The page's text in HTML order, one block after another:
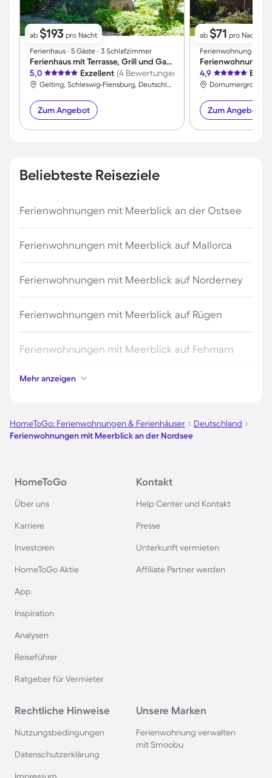
ab $193 pro Nacht
Ferienhaus ∙ 5 Gäste ∙ 3 Schlafzimmer
Ferienhaus mit Terrasse, Grill und Garten
5,0
Exzellent (4 Bewertungen)
Gelting, Schleswig-Flensburg, Deutschland
Zum Angebot
ab $71 pro Nacht
Ferienwohnung ∙ 2
Ferienwohnung
4,9
Dornumergrode,
Zum Angebot
Beliebteste Reiseziele
Ferienwohnungen mit Meerblick an der Ostsee
Ferienwohnungen mit Meerblick auf Mallorca
Ferienwohnungen mit Meerblick auf Norderney
Ferienwohnungen mit Meerblick auf Rügen
Ferienwohnungen mit Meerblick auf Fehmarn
Ferienwohnungen mit Meerblick in Kühlungsborn
Ferienwohnungen mit Meerblick in Barcelona
Ferienwohnungen mit Meerblick in Warnemünde
Ferienwohnungen mit Meerblick auf Amrum
Ferienwohnungen mit Meerblick in Grömitz
Timmendorfer Strand
Ferienwohnungen mit Meerblick in Travemünde
Ferienwohnungen mit Meerblick in Heiligenhafen
Ferienwohnungen mit Meerblick in Scharbeutz
Mehr anzeigen
HomeToGo: Ferienwohnungen & Ferienhäuser
Deutschland
Ferienwohnungen mit Meerblick an der Nordsee
HomeToGo
Über uns
Karriere
Investoren
HomeToGo Aktie
App
Inspiration
Analysen
Reiseführer
Ratgeber für Vermieter
Kontakt
Help Center und Kontakt
Presse
Unterkunft vermieten
Affiliate Partner werden
Rechtliche Hinweise
Nutzungsbedingungen
Datenschutzerklärung
Unsere Marken
Ferienwohnung verwalten
mit Smoobu